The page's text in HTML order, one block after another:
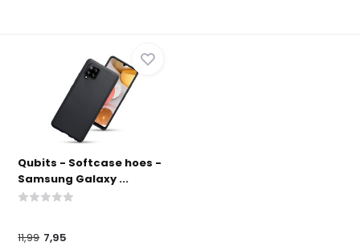
Qubits - Softcase hoes -
Samsung Galaxy ...
11,99 7,95